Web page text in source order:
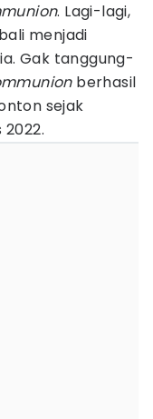
. Lagi-lagi,
menjadi
Gak tanggung-
berhasil
sejak